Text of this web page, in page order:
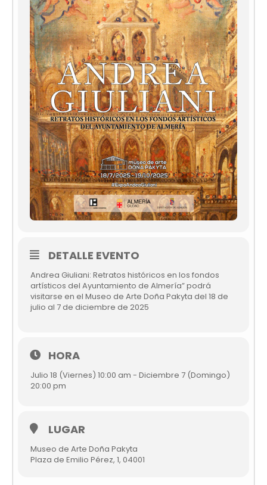
DETALLE EVENTO
Andrea Giuliani: Retratos históricos en los fondos
artísticos del Ayuntamiento de Almería” podrá
visitarse en el Museo de Arte Doña Pakyta del 18 de
julio al 7 de diciembre de 2025
HORA
Julio 18 (Viernes) 10:00 am - Diciembre 7 (Domingo)
20:00 pm
LUGAR
Museo de Arte Doña Pakyta
Plaza de Emilio Pérez, 1, 04001